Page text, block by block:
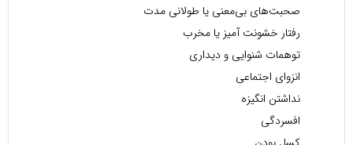
صحبت‌های بی‌معنی یا طولانی مدت
رفتار خشونت آمیز یا مخرب
توهمات شنوایی و دیداری
انزوای اجتماعی
نداشتن انگیزه
افسردگی